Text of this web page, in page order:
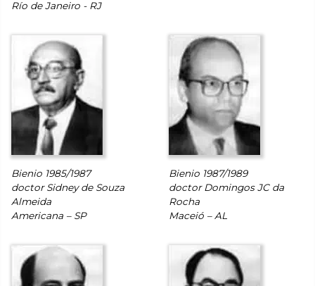
Río de Janeiro - RJ
Bienio 1985/1987
doctor Sidney de Souza
Almeida
Americana – SP
Bienio 1987/1989
doctor Domingos JC da
Rocha
Maceió – AL